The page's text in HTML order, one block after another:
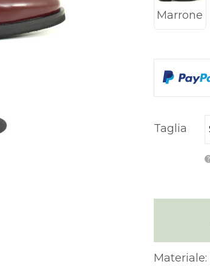
Marrone
Taglia
Alternative:
Materiale: